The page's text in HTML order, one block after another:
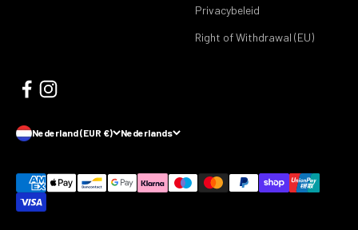
Privacybeleid
Right of Withdrawal (EU)
Nederland (EUR €) Nederlands